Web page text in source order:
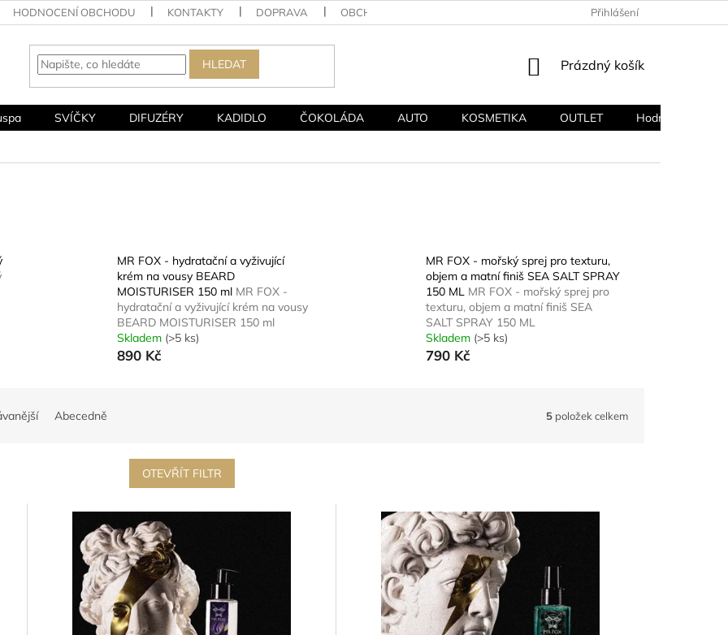
HODNOCENÍ OBCHODU KONTAKTY DOPRAVA OBCHODNÍ PODMÍNKY PODMÍNKY OCHRANY OSOBNÍCH ÚDAJŮ
Přihlášení
HLEDAT
NÁKUPNÍ
Prázdný košík
SVÍČKY DIFUZÉRY KADIDLO ČOKOLÁDA AUTO KOSMETIKA OUTLET
Hodnocení
MR FOX - hydratační a vyživující
krém na vousy BEARD
MOISTURISER 150 ml MR FOX -
hydratační a vyživující krém na vousy
BEARD MOISTURISER 150 ml
Skladem (>5 ks)
890 Kč
MR FOX - mořský sprej pro texturu,
objem a matní finiš SEA SALT SPRAY
150 ML MR FOX - mořský sprej pro
texturu, objem a matní finiš SEA
SALT SPRAY 150 ML
Skladem (>5 ks)
790 Kč
Abecedně 5 položek celkem
OTEVŘÍT FILTR